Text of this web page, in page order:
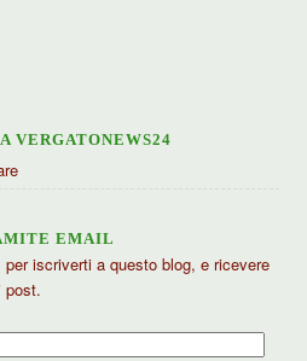
VERGATONEWS24
EMAIL
iscriverti a questo blog, e ricevere
post.